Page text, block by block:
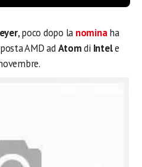
, poco dopo la nominaha
AMD adAtomdi Intele